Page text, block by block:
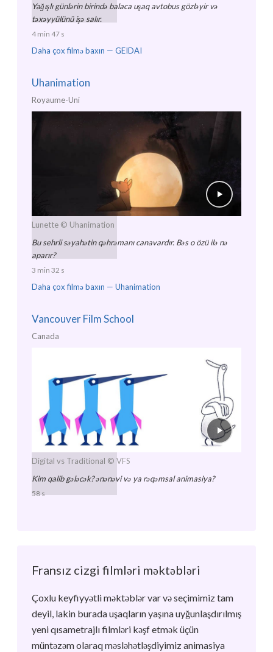
Yağışlı günlərin birində balaca uşaq avtobus gözləyir və
təxəyyülünü işə salır.
4 min 47 s
Daha çox filmə baxın — GEIDAI
Uhanimation
Royaume-Uni
Lunette © Uhanimation
Bu sehrli səyahətin qəhrəmanı canavardır. Bəs o özü ilə nə
aparır?
3 min 32 s
Daha çox filmə baxın — Uhanimation
Vancouver Film School
Canada
Digital vs Traditional © VFS
Kim qalib gələcək? ənənəvi və ya rəqəmsal animasiya?
58 s
Fransız cizgi filmləri məktəbləri
Çoxlu keyfiyyətli məktəblər var və seçimimiz tam
deyil, lakin burada uşaqların yaşına uyğunlaşdırılmış
yeni qısametrajlı filmləri kəşf etmək üçün
müntəzəm olaraq məsləhətləşdiyimiz animasiya